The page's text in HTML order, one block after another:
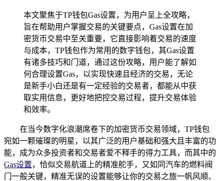
本文聚焦于TP钱包Gas设置，为用户呈上全攻略，
旨在帮助用户掌握交易的关键要点，Gas设置在加
密货币交易中至关重要，它直接影响着交易的速度
与成本，TP钱包作为常用的数字钱包，其Gas设置
有诸多技巧和门道，通过这份攻略，用户能了解如
何合理设置Gas，以实现快速且经济的交易，无论
是新手小白还是有一定经验的交易者，都能从中获
取实用信息，更好地把控交易过程，提升交易体验
和效率。
在当今数字化浪潮席卷下的加密货币交易领域，TP钱包
宛如一颗璀璨的明星，以其广泛的用户基础和强大且丰富的功
能，成为众多投资者和交易者爱不释手的得力工具，而其中的
Gas设置，恰似交易航道上的精准舵手，又如同汽车的燃料阀
门一般关键，精准无误的设置能够让你的交易之旅一帆风顺、